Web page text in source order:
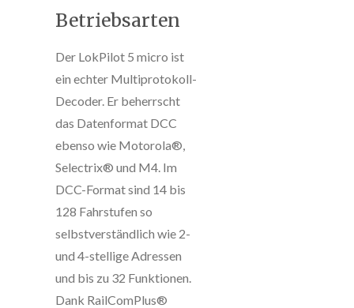
Betriebsarten
Der LokPilot 5 micro ist
ein echter Multiprotokoll-
Decoder. Er beherrscht
das Datenformat DCC
ebenso wie Motorola®,
Selectrix® und M4. Im
DCC-Format sind 14 bis
128 Fahrstufen so
selbstverständlich wie 2-
und 4-stellige Adressen
und bis zu 32 Funktionen.
Dank RailComPlus®